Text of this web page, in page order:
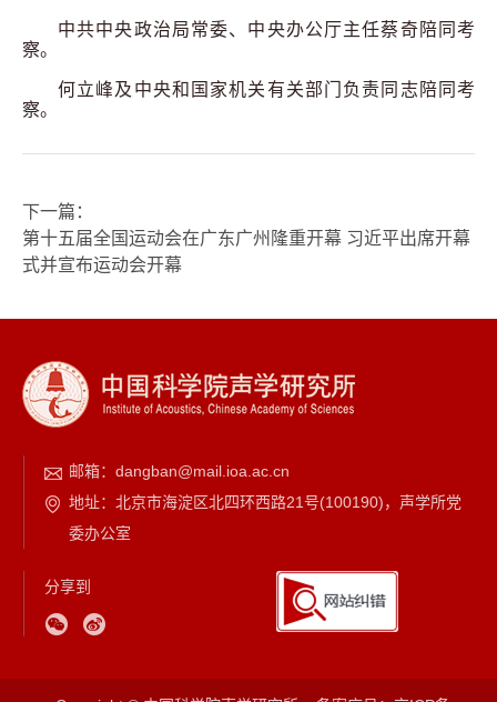
中共中央政治局常委、中央办公厅主任蔡奇陪同考
察。
何立峰及中央和国家机关有关部门负责同志陪同考
察。
下一篇：
第十五届全国运动会在广东广州隆重开幕 习近平出席开幕
式并宣布运动会开幕
邮箱： dangban@mail.ioa.ac.cn
地址：北京市海淀区北四环西路21号(100190)，声学所党
委办公室
分享到